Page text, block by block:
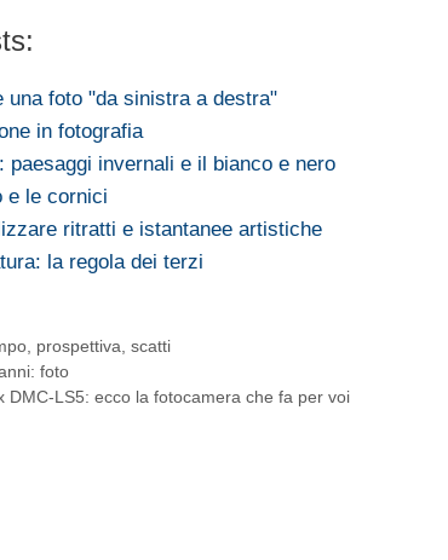
una foto "da sinistra a destra"
in fotografia
paesaggi invernali e il bianco e nero
e le cornici
ritratti e istantanee artistiche
la regola dei terzi
, prospettiva,scatti
foto
DMC-LS5: ecco la fotocamera che fa per voi